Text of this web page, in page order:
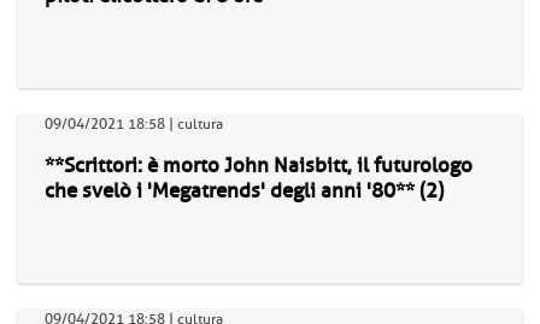
09/04/2021 18:58 | cultura
**Scrittori: è morto John Naisbitt, il futurologo
che svelò i 'Megatrends' degli anni '80** (2)
09/04/2021 18:58 | cultura